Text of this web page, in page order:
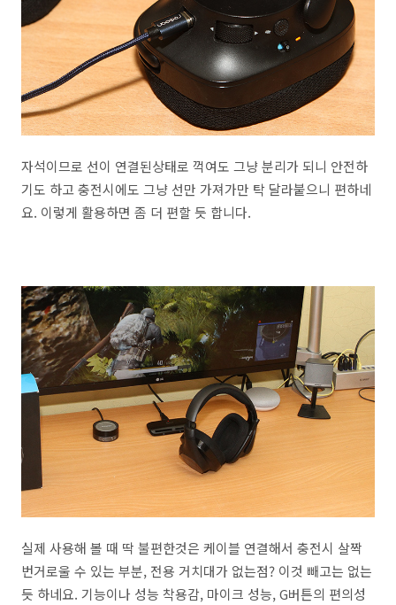
자석이므로 선이 연결된상태로 꺽여도 그냥 분리가 되니 안전하
기도 하고 충전시에도 그냥 선만 가져가만 탁 달라붙으니 편하네
요. 이렇게 활용하면 좀 더 편할 듯 합니다.
실제 사용해 볼 때 딱 불편한것은 케이블 연결해서 충전시 살짝
번거로울 수 있는 부분, 전용 거치대가 없는점? 이것 빼고는 없는
듯 하네요. 기능이나 성능 착용감, 마이크 성능, G버튼의 편의성